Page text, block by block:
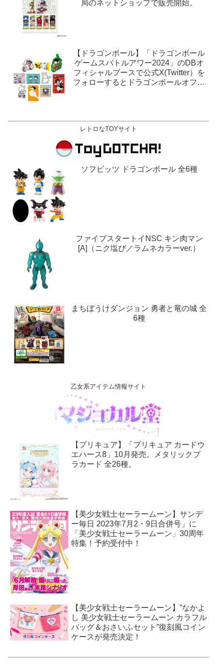
局のネットショップで販売開始。
【ドラゴンボール】「ドラゴンボール
ゲームスバトルアワー2024」のDBオ
フィシャルブースで公式X(Twitter）を
フォローするとドラゴンボールオフィ
レトロなTOYサイト
ソフビッツ ドラゴンボール 全6種
ファイブスタートイNSC キン肉マン
[A]（ニク塩び／ラムネカラーver.）
まちぼうけダンジョン 勇者と竜の城 全
6種
乙女系アイテム情報サイト
【プリキュア】「プリキュア カードウ
エハース8」10月発売。メタリックプ
ラカード 全26種。
【美少女戦士セーラームーン】サンデ
ー毎日 2023年7月2・9日合併号」に
「美少女戦士セーラームーン」30周年
特集！予約受付中！
【美少女戦士セーラームーン】”なかよ
し 美少女戦士セーラームーン カラフル
バッグ＆おさいふセット”復刻風コイン
ケースが発売決定！